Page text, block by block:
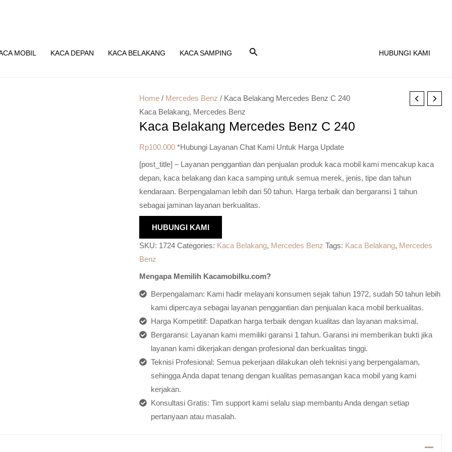
MOBIL KACA DEPAN KACA BELAKANG KACA SAMPING HUBUNGI KAMI
Home / Mercedes Benz / Kaca Belakang Mercedes Benz C 240
Kaca Belakang, Mercedes Benz
Kaca Belakang Mercedes Benz C 240
Rp100.000 *Hubungi Layanan Chat Kami Untuk Harga Update
[post_title] – Layanan penggantian dan penjualan produk kaca mobil kami mencakup kaca
depan, kaca belakang dan kaca samping untuk semua merek, jenis, tipe dan tahun
kendaraan. Berpengalaman lebih dari 50 tahun. Harga terbaik dan bergaransi 1 tahun
sebagai jaminan layanan berkualitas.
HUBUNGI KAMI
SKU: 1724 Categories: Kaca Belakang, Mercedes Benz Tags: Kaca Belakang, Mercedes
Benz
Mengapa Memilih Kacamobilku.com?
Berpengalaman: Kami hadir melayani konsumen sejak tahun 1972, sudah 50 tahun lebih
kami dipercaya sebagai layanan penggantian dan penjualan kaca mobil berkualitas.
Harga Kompetitif: Dapatkan harga terbaik dengan kualitas dan layanan maksimal.
Bergaransi: Layanan kami memiliki garansi 1 tahun. Garansi ini memberikan bukti jika
layanan kami dikerjakan dengan profesional dan berkualitas tinggi.
Teknisi Profesional: Semua pekerjaan dilakukan oleh teknisi yang berpengalaman,
sehingga Anda dapat tenang dengan kualitas pemasangan kaca mobil yang kami
kerjakan.
Konsultasi Gratis: Tim support kami selalu siap membantu Anda dengan setiap
pertanyaan atau masalah.